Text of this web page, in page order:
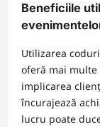
Beneficiile
Utilizarea
oferă mai multe
implicarea
încurajează
lucru poate